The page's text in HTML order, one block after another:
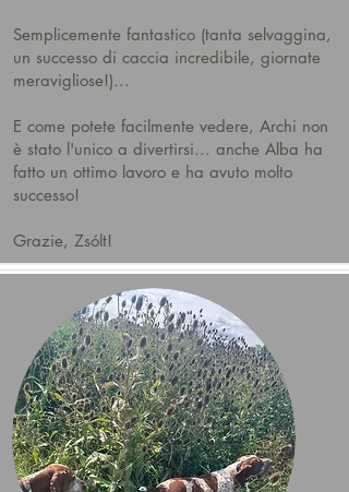
Semplicemente fantastico (tanta selvaggina,
un successo di caccia incredibile, giornate
meravigliose!)...
E come potete facilmente vedere, Archi non
è stato l'unico a divertirsi... anche Alba ha
fatto un ottimo lavoro e ha avuto molto
successo!
Grazie, Zsólt!